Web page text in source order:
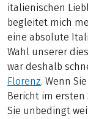
italienischen
begleitet mich
eine absolute
Wahl unserer
war deshalb
Florenz. Wenn
Bericht im ersten
Sie unbedingt